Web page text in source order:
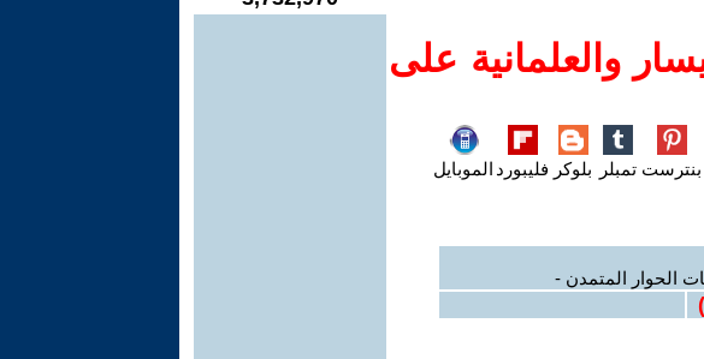
والعلمانية على
بنترست تمبلر بلوكر فليبورد الموبايل
الحوار المتمدن -
)